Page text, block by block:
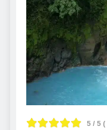
5 / 5 (